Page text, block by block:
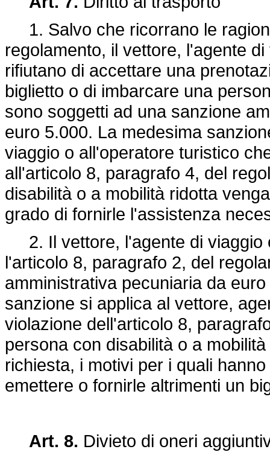
1. Salvo che ricorrano le
regolamento, il vettore, l'agente
rifiutano di accettare una
biglietto o di imbarcare una
sono soggetti ad una sanzione
euro 5.000. La medesima
viaggio o all'operatore turistico
all'articolo 8, paragrafo 4, del
disabilità o a mobilità ridotta
grado di fornirle l'assistenza
2. Il vettore, l'agente di viaggio
l'articolo 8, paragrafo 2, del
amministrativa pecuniaria da
sanzione si applica al vettore,
violazione dell'articolo 8,
persona con disabilità o a
richiesta, i motivi per i quali
emettere o fornirle altrimenti un
Art. 8. Divieto di oneri